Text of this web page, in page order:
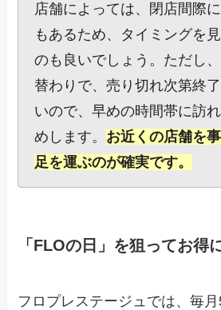
店舗によっては、閉店間際
もあるため、タイミングを
のも良いでしょう。ただし
替わりで、売り切れ次第終
いので、早めの時間帯に訪
めします。 お近くの店舗を
足を運ぶのが確実です。
「FLOの日」を狙ってお得
フロプレステージュでは、毎